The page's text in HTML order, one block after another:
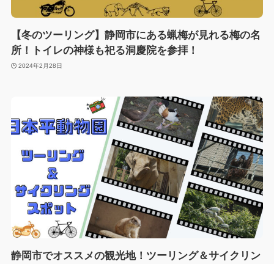
【冬のツーリング】静岡市にある蝋梅が見れる梅の名
所！トイレの神様も祀る洞慶院を参拝！
2024年2月28日
静岡市でオススメの観光地！ツーリング＆サイクリン